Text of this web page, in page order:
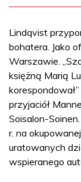
Lindqvist
bohatera. Jako
Warszawie.
księżną Marią
przyjaciół
Soisalon-
r. na
uratowanych
wspieranego